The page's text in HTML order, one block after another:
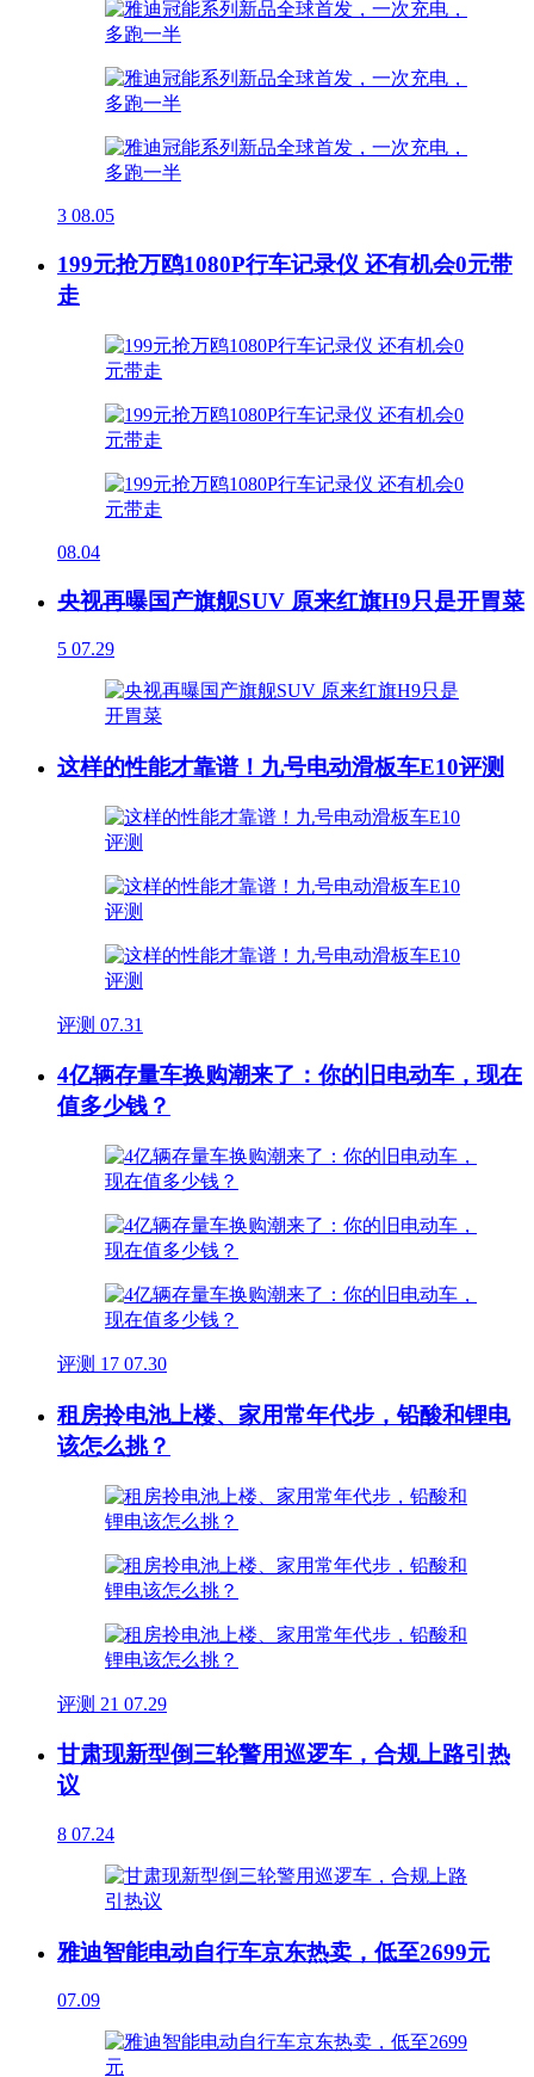
3 08.05
199元抢万鸥1080P行车记录仪 还有机会0元带
走
08.04
央视再曝国产旗舰SUV 原来红旗H9只是开胃菜
5 07.29
这样的性能才靠谱！九号电动滑板车E10评测
评测 07.31
4亿辆存量车换购潮来了：你的旧电动车，现在
值多少钱？
评测 17 07.30
租房拎电池上楼、家用常年代步，铅酸和锂电
该怎么挑？
评测 21 07.29
甘肃现新型倒三轮警用巡逻车，合规上路引热
议
8 07.24
雅迪智能电动自行车京东热卖，低至2699元
07.09